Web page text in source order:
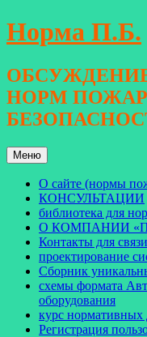
Перейти
к
Норма П.Б.
НОРМ
Меню
О сайте (нормы
КОНСУЛЬТАЦИИ
библиотека для
О КОМПАНИИ
Контакты для
проектирование
Сборник
схемы формата
оборудования
курс нормативных
Регистрация